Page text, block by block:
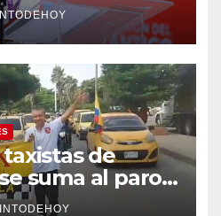
de
suma al paro